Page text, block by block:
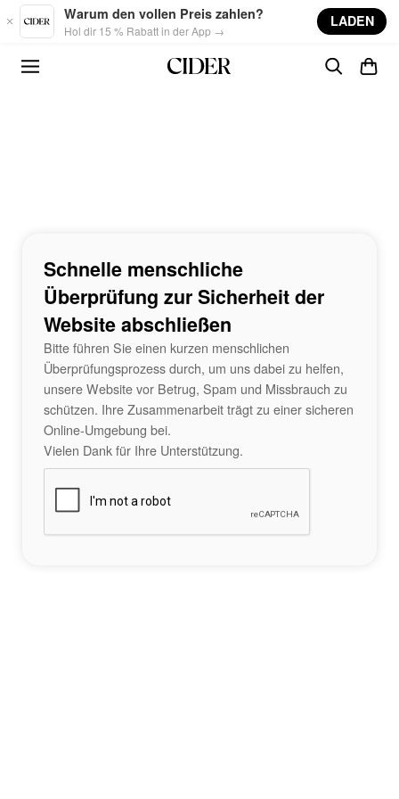
Skip to main content
Warum den vollen Preis zahlen?
Hol dir 15 % Rabatt in der App →
LADEN
Schnelle menschliche
Überprüfung zur Sicherheit der
Website abschließen
Bitte führen Sie einen kurzen menschlichen
Überprüfungsprozess durch, um uns dabei zu helfen,
unsere Website vor Betrug, Spam und Missbrauch zu
schützen. Ihre Zusammenarbeit trägt zu einer sicheren
Online-Umgebung bei.
Vielen Dank für Ihre Unterstützung.